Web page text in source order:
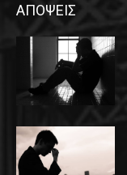
ΑΠΟΨΕΙΣ